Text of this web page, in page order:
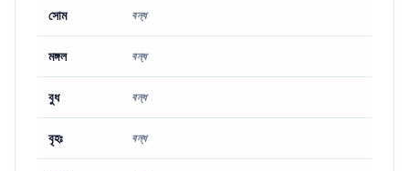
সোম বন্ধ
মঙ্গল বন্ধ
বুধ বন্ধ
বৃহঃ বন্ধ